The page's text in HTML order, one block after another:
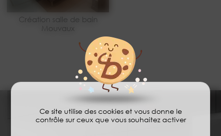
Ce site utilise des cookies et vous donne le
contrôle sur ceux que vous souhaitez activer
Création salle de bain
Mouvaux